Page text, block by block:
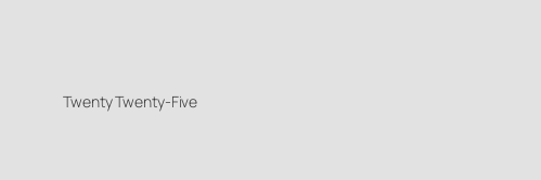
Twenty Twenty-Five